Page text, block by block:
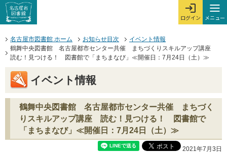
ページの先頭です。
本文へジャンプする。
ここからサイト内共通メニューです。
サイト内共通メニューをスキップする
ログイン
ログインを開
メニュー
メ
サイト内共通メニューここまで。
名古屋市図書館 ホーム
お知らせ目次
イベント情報
鶴舞中央図書館 名古屋都市センター共催 まちづくりスキルアップ講座
読む！見つける！ 図書館で「まちまなび」≪開催日：7月24日（土）≫
イベント情報
鶴舞中央図書館 名古屋都市センター共催 まちづく
りスキルアップ講座 読む！見つける！ 図書館で
「まちまなび」≪開催日：7月24日（土）≫
2021年7月3日